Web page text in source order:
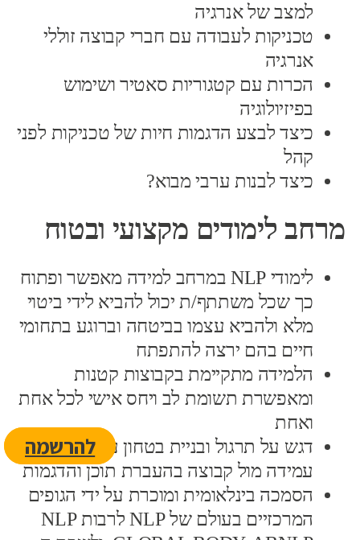
למצב של אנרגיה
טכניקות לעבודה עם חברי קבוצה זוללי
אנרגיה
הכרות עם קטגוריות סאטיר ושימוש
בפיזיולוגיה
כיצד לבצע הדגמות חיות של טכניקות לפני
קהל
כיצד לבנות ערבי מבוא?
מרחב לימודים מקצועי ובטוח
לימודי NLP במרחב למידה מאפשר ופתוח
כך שכל משתתף/ת יכול להביא לידי ביטוי
מלא ולהביא עצמו בביטחה וברוגע בתחומי
חיים בהם ירצה להתפתח
הלמידה מתקיימת בקבוצות קטנות
ומאפשרת תשומת לב ויחס אישי לכל אחת
ואחת
דגש על תרגול ובניית בטחון עצמי בהנחייה,
עמידה מול קבוצה בהעברת תוכן והדגמות
הסמכה בינלאומית ומוכרת על ידי הגופים
המרכזיים בעולם של NLP לרבות NLP
להרשמה